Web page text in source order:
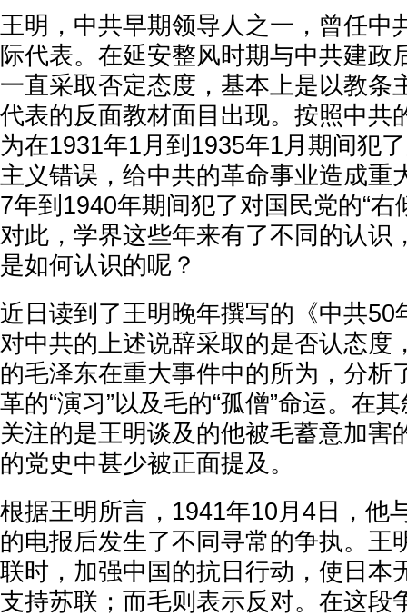
王明，中共早期领导人之一，曾任中
际代表。在延安整风时期与中共建政
一直采取否定态度，基本上是以教条
代表的反面教材面目出现。按照中共
为在1931年1月到1935年1月期间犯
主义错误，给中共的革命事业造成重
7年到1940年期间犯了对国民党的“右
对此，学界这些年来有了不同的认识
是如何认识的呢？
近日读到了王明晚年撰写的《中共50
对中共的上述说辞采取的是否认态度
的毛泽东在重大事件中的所为，分析
革的“演习”以及毛的“孤僧”命运。在
关注的是王明谈及的他被毛蓄意加害
的党史中甚少被正面提及。
根据王明所言，1941年10月4日，他
的电报后发生了不同寻常的争执。王
联时，加强中国的抗日行动，使日本
支持苏联；而毛则表示反对。在这段